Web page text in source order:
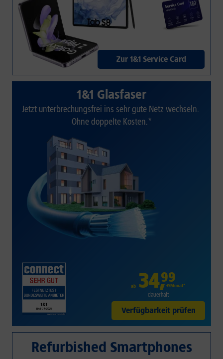
Zur 1&1 Service Card
1&1 Glasfaser
Jetzt unterbrechungsfrei ins sehr gute Netz wechseln.
Ohne doppelte Kosten.*
ab 34,99
€/Monat*
dauerhaft
Verfügbarkeit prüfen
Refurbished Smartphones